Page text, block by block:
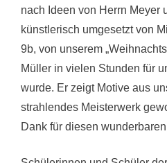
nach Ideen von Herrn Meyer
künstlerisch umgesetzt von
9b, von unserem
Müller in vielen Stunden für
wurde. Er zeigt Motive aus
strahlendes Meisterwerk
Dank für diesen